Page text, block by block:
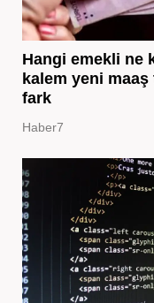
Hangi emekli ne
kalem yeni
fark
Haber7